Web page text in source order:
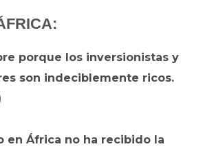
porque los inversionistas y
son indeciblemente ricos.
en África no ha recibido la